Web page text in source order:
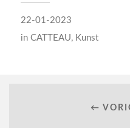
22-01-2023
in CATTEAU, Kunst
←